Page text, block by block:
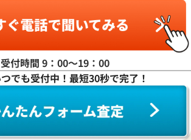
受付時間 9：00〜19：00
でも受付中！最短30秒で完了！